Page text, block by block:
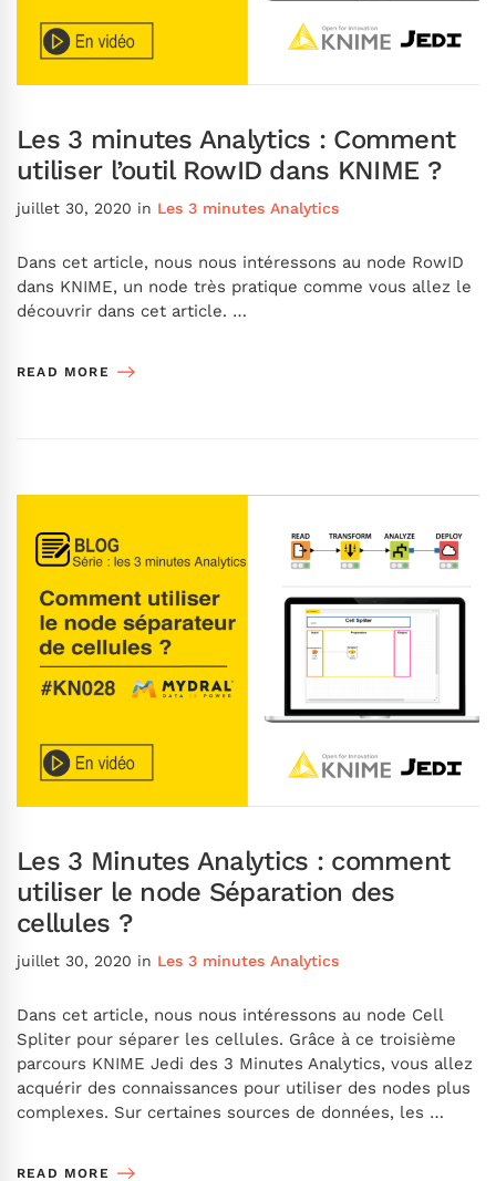
Les 3 minutes Analytics : Comment
utiliser l’outil RowID dans KNIME ?
juillet 30, 2020 in Les 3 minutes Analytics
Dans cet article, nous nous intéressons au node RowID
dans KNIME, un node très pratique comme vous allez le
découvrir dans cet article. …
READ MORE
Les 3 Minutes Analytics : comment
utiliser le node Séparation des
cellules ?
juillet 30, 2020 in Les 3 minutes Analytics
Dans cet article, nous nous intéressons au node Cell
Spliter pour séparer les cellules. Grâce à ce troisième
parcours KNIME Jedi des 3 Minutes Analytics, vous allez
acquérir des connaissances pour utiliser des nodes plus
complexes. Sur certaines sources de données, les …
READ MORE